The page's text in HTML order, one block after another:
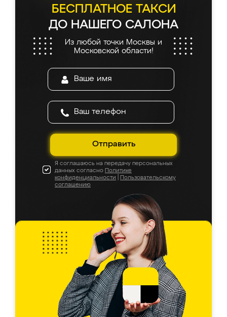
БЕСПЛАТНОЕ ТАКСИ
ДО НАШЕГО САЛОНА
Из любой точки Москвы и
Московской области!
Отправить
Я соглашаюсь на передачу персональных
данных согласно Политике
конфиденциальности
Пользовательскому
соглашению